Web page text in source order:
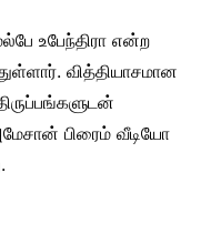
உபேந்திரா என்ற
வித்தியாசமான
பிரைம் வீடியோ